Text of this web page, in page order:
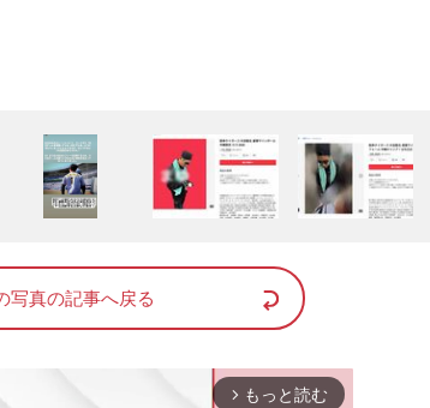
写真の記事へ戻る
arrow_forward_ios もっと読む